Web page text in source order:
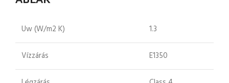
Uw (W/m2 K) 1.3
Vízzárás E1350